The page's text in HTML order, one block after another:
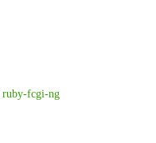
ruby-fcgi-ng